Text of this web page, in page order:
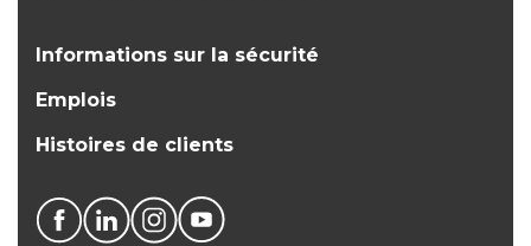
Informations sur la sécurité
Emplois
Histoires de clients